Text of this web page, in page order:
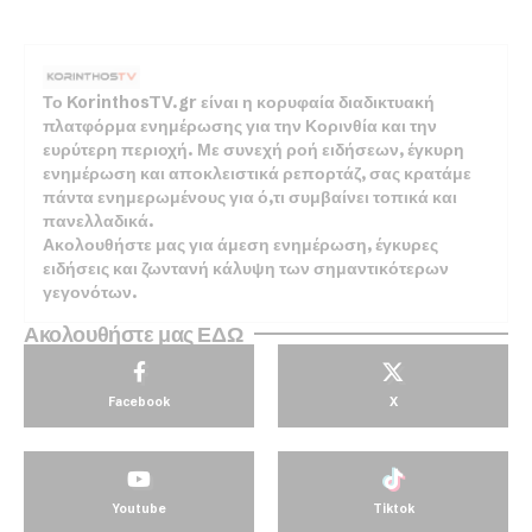
Το KorinthosTV.gr είναι η κορυφαία διαδικτυακή
πλατφόρμα ενημέρωσης για την Κορινθία και την
ευρύτερη περιοχή. Με συνεχή ροή ειδήσεων, έγκυρη
ενημέρωση και αποκλειστικά ρεπορτάζ, σας κρατάμε
πάντα ενημερωμένους για ό,τι συμβαίνει τοπικά και
πανελλαδικά.
Ακολουθήστε μας για άμεση ενημέρωση, έγκυρες
ειδήσεις και ζωντανή κάλυψη των σημαντικότερων
γεγονότων.
Ακολουθήστε μας ΕΔΩ
Facebook X
Youtube Tiktok